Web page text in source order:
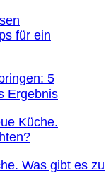
5
Ergebnis
Was gibt es zu